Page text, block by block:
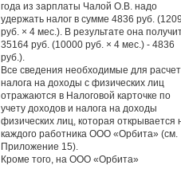
года из зарплаты Чалой О.В. надо
удержать налог в сумме 4836 руб.
руб. × 4 мес.). В результате она
35164 руб. (10000 руб. × 4 мес.) - 4836
руб.).
Все сведения необходимые для
налога на доходы с физических лиц
отражаются в Налоговой карточке по
учету доходов и налога на доходы
физических лиц, которая открывается
каждого работника ООО «Орбита» (см.
Приложение 15).
Кроме того, на ООО «Орбита»